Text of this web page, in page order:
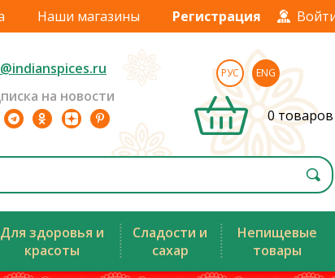
Наши магазины Регистрация
на новости
РУС ENG
0 товаров
Для здоровья и
красоты
Сладости и
сахар
Непищевые
товары